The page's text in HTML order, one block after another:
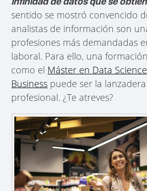
sentido se mostró convencido
analistas de información son
profesiones más demandadas
laboral. Para ello, una
como el Máster en Data
Business puede ser la
profesional. ¿Te atreves?